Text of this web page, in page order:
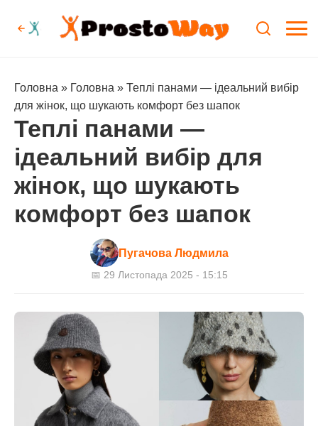
Головна » Головна » Теплі панами — ідеальний вибір
для жінок, що шукають комфорт без шапок
Теплі панами —
ідеальний вибір для
жінок, що шукають
комфорт без шапок
Пугачова Людмила
📅 29 Листопада 2025 - 15:15